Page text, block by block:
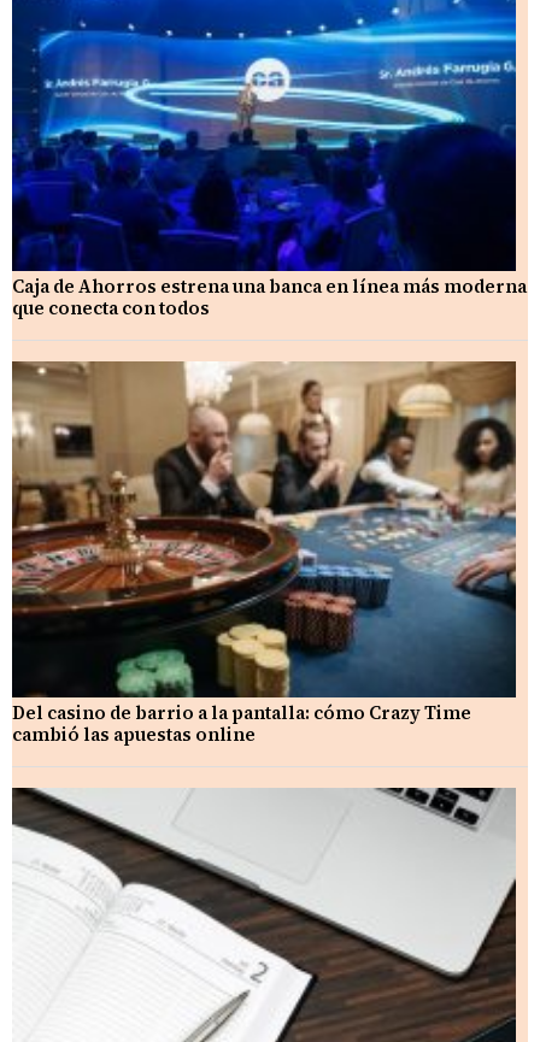
Caja de Ahorros estrena una banca en línea más moderna
que conecta con todos
Del casino de barrio a la pantalla: cómo Crazy Time
cambió las apuestas online